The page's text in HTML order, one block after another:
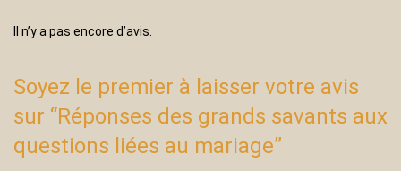
Il n’y a pas encore d’avis.
Soyez le premier à laisser votre avis
sur “Réponses des grands savants aux
questions liées au mariage”